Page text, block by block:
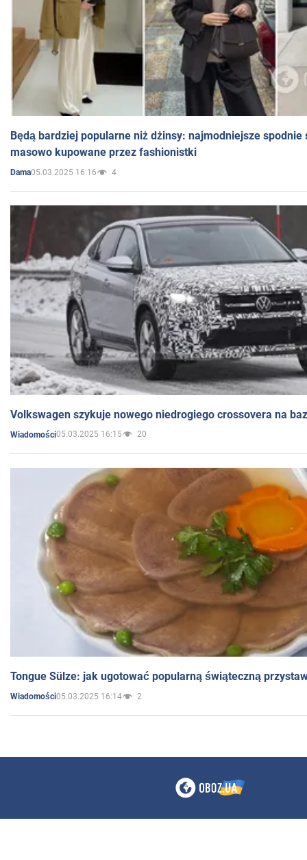
Będą bardziej popularne niż dżinsy: najmodniejsze spodnie
masowo kupowane przez fashionistki
Dama05.03.2025 16:16 4
Volkswagen szykuje nowego niedrogiego crossovera na
Wiadomości05.03.2025 16:15 20
Tongue Sülze: jak ugotować popularną świąteczną
Wiadomości05.03.2025 16:14 2